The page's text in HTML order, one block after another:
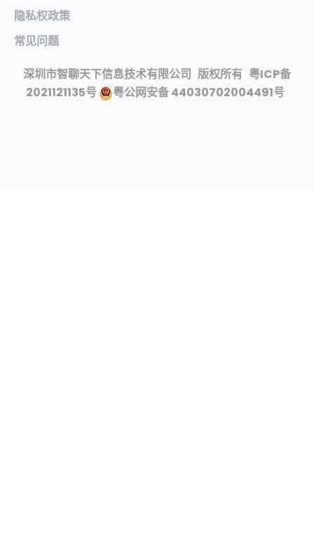
隐私权政策
常见问题​
深圳市智聊天下信息技术有限公司 版权所有 粤ICP备
2021121135号
粤公网安备 44030702004491号